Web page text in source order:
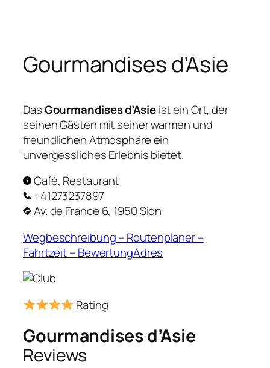
springen
Gourmandises d’Asie
DasGourmandises d’Asieist ein Ort, der
seinen Gästen mit seiner warmen und
freundlichen Atmosphäre ein
unvergessliches Erlebnis bietet.
Café, Restaurant
+41273237897
Av. de France 6, 1950 Sion
Wegbeschreibung – Routenplaner –
Fahrtzeit – BewertungAdres
Rating
Gourmandises d’Asie
Reviews